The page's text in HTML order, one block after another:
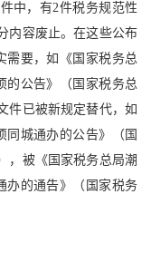
中，有2件税务规范性
内容废止。在这些公布
需要，如《国家税务总
的公告》（国家税务总
件已被新规定替代，如
同城通办的公告》（国
，被《国家税务总局潮
办的通告》（国家税务